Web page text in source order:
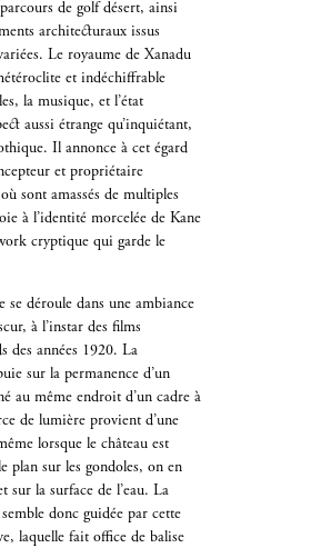
de golf désert, ainsi
architecturaux issus
Le royaume de Xanadu
et indéchiffrable
la musique, et l’état
aussi étrange qu’inquiétant,
Il annonce à cet égard
et propriétaire
sont amassés de multiples
à l’identité morcelée de Kane
cryptique qui garde le
se déroule dans une ambiance
à l’instar des films
des années 1920. La
sur la permanence d’un
au même endroit d’un cadre à
de lumière provient d’une
lorsque le château est
plan sur les gondoles, on en
sur la surface de l’eau. La
donc guidée par cette
laquelle fait office de balise